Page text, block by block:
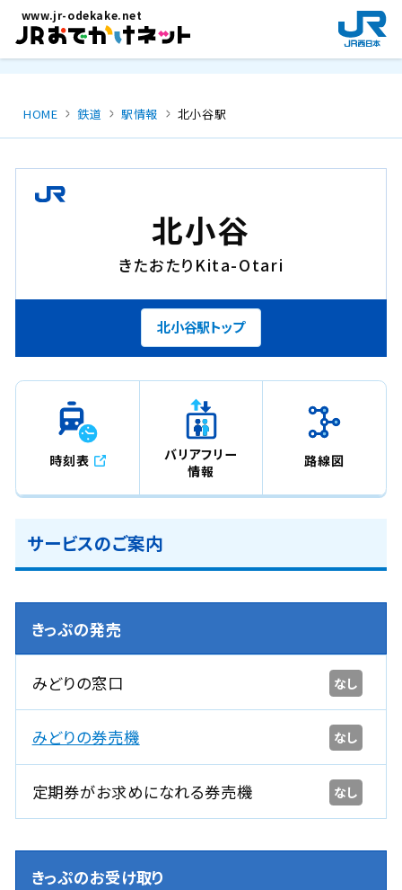
メインコンテンツにスキップ
www.jr-odekake.net
新
規
ウ
で
HOME 鉄道 駅情報 北小谷駅
北小谷
きたおたり Kita-Otari
北小谷駅トップ
時刻表
バリアフリー
情報
路線図
サービスのご案内
きっぷの発売
みどりの窓口 なし
みどりの券売機 なし
定期券がお求めになれる券売機 なし
きっぷのお受け取り